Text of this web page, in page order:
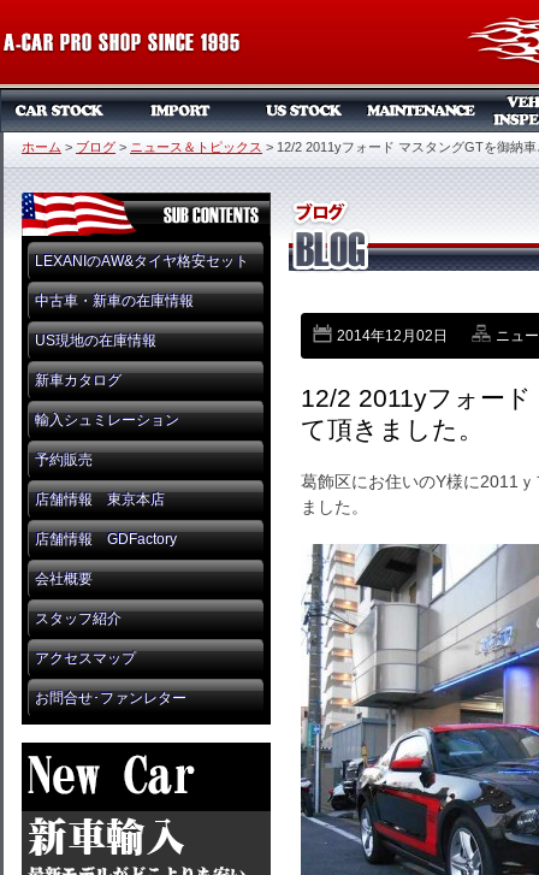
ホーム > ブログ > ニュース＆トピックス > 12/2 2011yフォード マスタングGTを御納
LEXANIのAW&タイヤ格安セット
中古車・新車の在庫情報
US現地の在庫情報
新車カタログ
輸入シュミレーション
予約販売
店舗情報 東京本店
店舗情報 GDFactory
会社概要
スタッフ紹介
アクセスマップ
お問合せ･ファンレター
2014年12月02日 ニュ
12/2 2011yフォー
て頂きました。
葛飾区にお住いのY様に2011
ました。